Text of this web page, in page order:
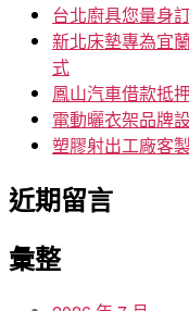
台北廚具您量身
新北床墊專為宜
式
鳳山汽車借款抵
電動曬衣架品牌
塑膠射出工廠客
近期留言
彙整